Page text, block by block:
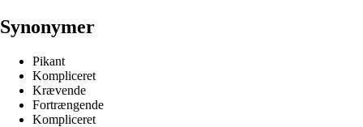
Synonymer
Pikant
Kompliceret
Krævende
Fortrængende
Kompliceret